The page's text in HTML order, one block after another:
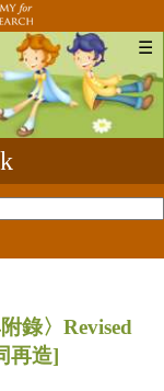
☰
錄〉Revised
再造]